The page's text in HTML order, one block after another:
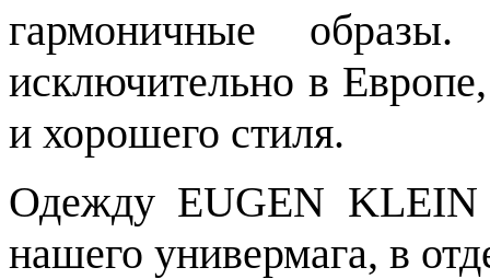
гармоничные
исключительно в
и хорошего стиля.
Одежду EUGEN KLEIN
нашего универмага, в